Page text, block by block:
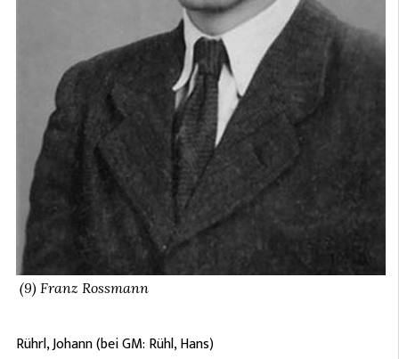
(9) Franz Rossmann
Rührl, Johann (bei GM: Rühl, Hans)